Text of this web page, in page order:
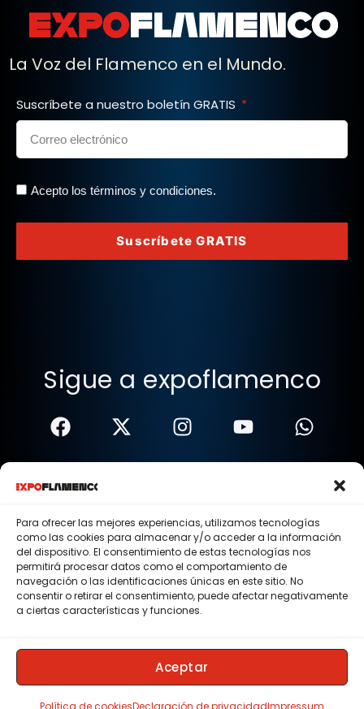
Para ofrecer las mejores experiencias, utilizamos tecnologías
como las cookies para almacenar y/o acceder a la información
del dispositivo. El consentimiento de estas tecnologías nos
permitirá procesar datos como el comportamiento de
navegación o las identificaciones únicas en este sitio. No
consentir o retirar el consentimiento, puede afectar negativamente
a ciertas características y funciones.
Aceptar
Política de cookiesDeclaración de privacidadImpressum
La Voz del Flamenco en el Mundo.
Suscríbete a nuestro boletín GRATIS
Acepto los términos y condiciones.
Suscríbete GRATIS
Sigue a expoflamenco
Términos Y Condiciones
Política De Privacidad
Política De Cookies
Aviso Legal
© 2015 - 2026 . Todos los derechos reservados.
Contacto
Membresias